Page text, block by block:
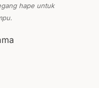
hape untuk